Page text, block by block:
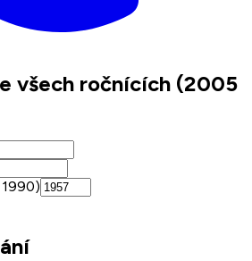
všech ročnících (2005
1990)